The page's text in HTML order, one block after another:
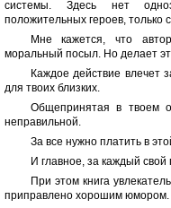
системы. Здесь нет
положительных героев,
Мне кажется, что
моральный посыл. Но делает
Каждое действие влечет
для твоих близких.
Общепринятая в твоем
неправильной.
За все нужно платить в
И главное, за каждый свой
При этом книга
приправлено хорошим юмором.